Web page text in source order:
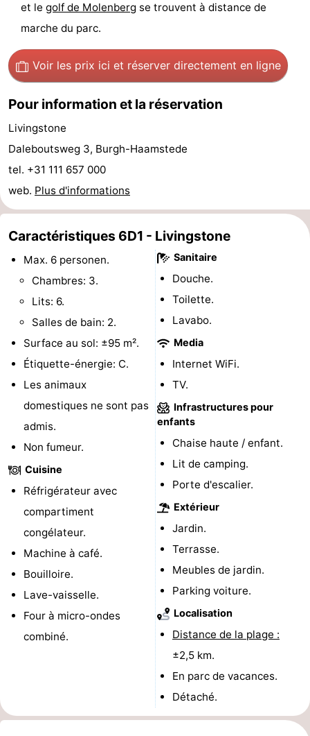
Monuments
Moulins
-
Points
de
vue
Attractions
-
Croisières
-
Terrains
de
jeux
-
Aires
de
intérieures
-
Bowling
-
de
mini-
golf
de
bien-
être
Villages
villes
Nature
Visites
-
Piscines
-
Faire
vélo
Randonnée
Équitation
-
Terrains
Surfen
et le golf de Molenberg se trouvent à distance de
marche du parc.
Voir les prix ici et réserver directement en ligne
Pour information et la réservation
Livingstone
Daleboutsweg 3, Burgh-Haamstede
tel. +31 111 657 000
web. Plus d'informations
Caractéristiques 6D1 - Livingstone
Max. 6 personen.
Chambres: 3.
Lits: 6.
Salles de bain: 2.
Surface au sol: ±95 m².
Étiquette-énergie: C.
Les animaux
domestiques ne sont pas
admis.
Non fumeur.
Cuisine
Réfrigérateur avec
compartiment
congélateur.
Machine à café.
Bouilloire.
Lave-vaisselle.
Four à micro-ondes
combiné.
Sanitaire
Douche.
Toilette.
Lavabo.
Media
Internet WiFi.
TV.
Infrastructures pour
enfants
Chaise haute / enfant.
Lit de camping.
Porte d'escalier.
Extérieur
Jardin.
Terrasse.
Meubles de jardin.
Parking voiture.
Localisation
Distance de la plage :
±2,5 km.
En parc de vacances.
Détaché.